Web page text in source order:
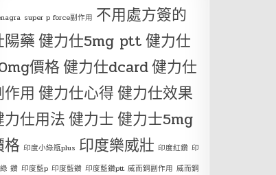
super p force副作用 不用處方簽的
陽藥健力仕5mg ptt健力仕
價格健力仕dcard健力仕
作用 健力仕心得健力仕效果
力仕用法健力士健力士5mg
格 印度小綠瓶plus 印度樂威壯 印度紅鑽 印
鑽 印度藍p 印度藍鑽 印度藍鑽ptt 威而鋼副作用 威而鋼